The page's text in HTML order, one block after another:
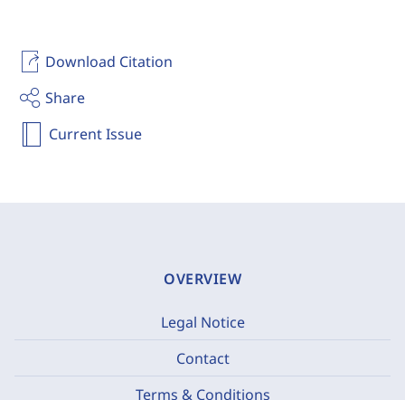
Download Citation
Share
Current Issue
OVERVIEW
Legal Notice
Contact
Terms & Conditions